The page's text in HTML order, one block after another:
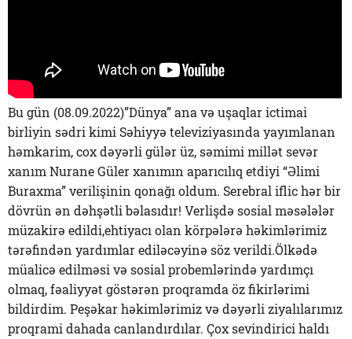
Bu gün (08.09.2022)”Dünya” ana və uşaqlar ictimai
birliyin sədri kimi Səhiyyə televiziyasında yayımlanan
həmkarim, cox dəyərli gülər üz, səmimi millət sevər
xanım Nurane Güler xanımın aparıcılıq etdiyi “Əlimi
Buraxma” verilişinin qonağı oldum. Serebral iflic hər bir
dövrün ən dəhşətli bəlasıdır! Verlişdə sosial məsələlər
müzakirə edildi,ehtiyacı olan körpələrə həkimlərimiz
tərəfindən yardımlar ediləcəyinə söz verildi.Ölkədə
müalicə edilməsi və sosial probemlərində yardımçı
olmaq, fəaliyyət göstərən proqramda öz fikirlərimi
bildirdim. Peşəkar həkimlərimiz və dəyərli ziyalılarımız
proqrami dahada canlandırdılar. Çox sevindirici haldı